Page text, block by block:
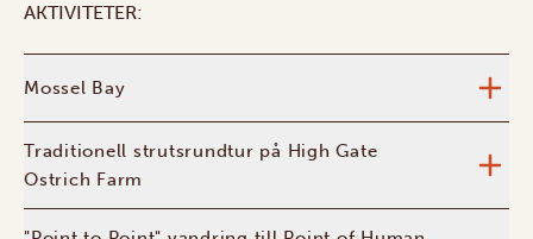
AKTIVITETER:
Mossel Bay
Traditionell strutsrundtur på High Gate
Ostrich Farm